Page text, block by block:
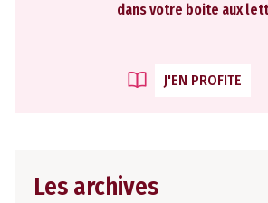
dans votre boite aux
J'EN PROFITE
Les archives